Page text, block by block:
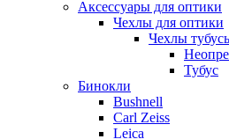
Аксессуары для оптики
Чехлы для оптики
Чехлы
Тубус
Бинокли
Bushnell
Carl Zeiss
Leica